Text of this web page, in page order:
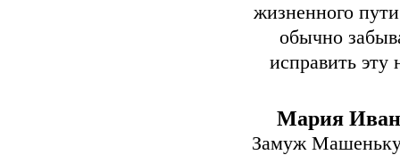
жизненного
обычно
исправить эту
Мария
Замуж Машеньку